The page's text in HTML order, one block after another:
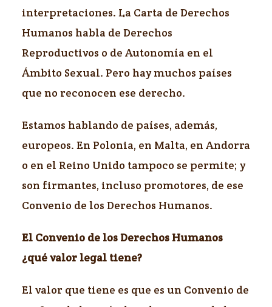
interpretaciones. La Carta de Derechos
Humanos habla de Derechos
Reproductivos o de Autonomía en el
Ámbito Sexual. Pero hay muchos países
que no reconocen ese derecho.
Estamos hablando de países, además,
europeos. En Polonia, en Malta, en Andorra
o en el Reino Unido tampoco se permite; y
son firmantes, incluso promotores, de ese
Convenio de los Derechos Humanos.
El Convenio de los Derechos Humanos
¿qué valor legal tiene?
El valor que tiene es que es un Convenio de